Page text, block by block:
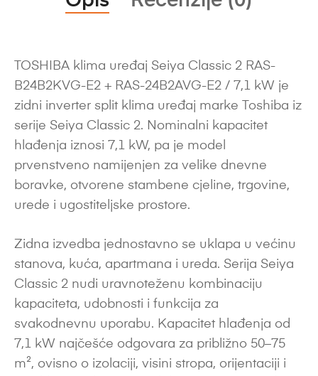
TOSHIBA klima uređaj Seiya Classic 2 RAS-
B24B2KVG-E2 + RAS-24B2AVG-E2 / 7,1 kW je
zidni inverter split klima uređaj marke Toshiba iz
serije Seiya Classic 2. Nominalni kapacitet
hlađenja iznosi 7,1 kW, pa je model
prvenstveno namijenjen za velike dnevne
boravke, otvorene stambene cjeline, trgovine,
urede i ugostiteljske prostore.
Zidna izvedba jednostavno se uklapa u većinu
stanova, kuća, apartmana i ureda. Serija Seiya
Classic 2 nudi uravnoteženu kombinaciju
kapaciteta, udobnosti i funkcija za
svakodnevnu uporabu. Kapacitet hlađenja od
7,1 kW najčešće odgovara za približno 50–75
m², ovisno o izolaciji, visini stropa, orijentaciji i